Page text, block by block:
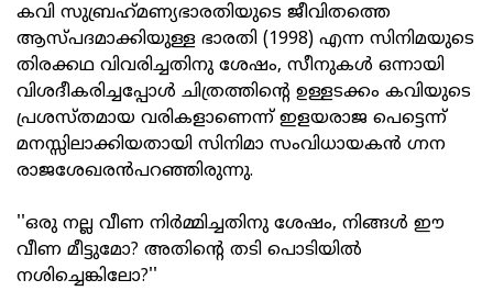
കവി സുബ്രഹ്‌മണ്യഭാരതിയുടെ ജീവിതത്തെ
ആസ്പദമാക്കിയുള്ള ഭാരതി (1998) എന്ന സിനിമയുടെ
തിരക്കഥ വിവരിച്ചതിനു ശേഷം, സീനുകൾ ഒന്നായി
വിശദീകരിച്ചപ്പോൾ ചിത്രത്തിന്റെ ഉള്ളടക്കം കവിയുടെ
പ്രശസ്തമായ വരികളാണെന്ന് ഇളയരാജ പെട്ടെന്ന്
മനസ്സിലാക്കിയതായി സിനിമാ സംവിധായകൻ ഗ്നന
രാജശേഖരൻപറഞ്ഞിരുന്നു.
''ഒരു നല്ല വീണ നിർമ്മിച്ചതിനു ശേഷം, നിങ്ങൾ ഈ
വീണ മീട്ടുമോ? അതിന്റെ തടി പൊടിയിൽ
നശിച്ചെങ്കിലോ?''